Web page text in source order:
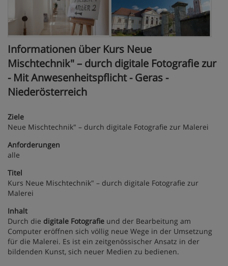
Informationen über Kurs Neue
Mischtechnik" – durch digitale Fotografie zur
- Mit Anwesenheitspflicht - Geras -
Niederösterreich
Ziele
Neue Mischtechnik" – durch digitale Fotografie zur Malerei
Anforderungen
alle
Titel
Kurs Neue Mischtechnik" – durch digitale Fotografie zur
Malerei
Inhalt
Durch die digitale Fotografie und der Bearbeitung am
Computer eröffnen sich völlig neue Wege in der Umsetzung
für die Malerei. Es ist ein zeitgenössischer Ansatz in der
bildenden Kunst, sich neuer Medien zu bedienen.